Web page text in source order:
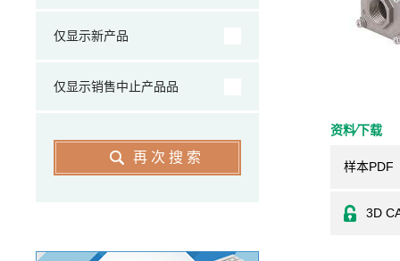
资料⁄下载
样本PDF
3D
仅显示新产品
仅显示销售中止产品品
再次搜索